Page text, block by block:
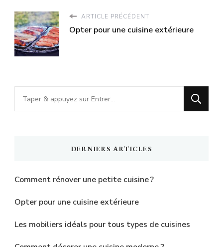
ARTICLE PRÉCÉDENT
Opter pour une cuisine extérieure
Vous
recherchiez
DERNIERS ARTICLES
Comment rénover une petite cuisine ?
Opter pour une cuisine extérieure
Les mobiliers idéals pour tous types de cuisines